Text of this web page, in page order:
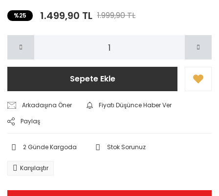
%25 1.499,90 TL 1.999,90 TL
Sepete Ekle
Arkadaşına Öner
Fiyatı Düşünce Haber Ver
Paylaş
2 Günde Kargoda Stok Sorunuz
Karşılaştır